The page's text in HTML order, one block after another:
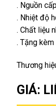
. Nguồn
. Nhiệt độ
. Chất liệu
. Tặng
Thương
GIÁ: